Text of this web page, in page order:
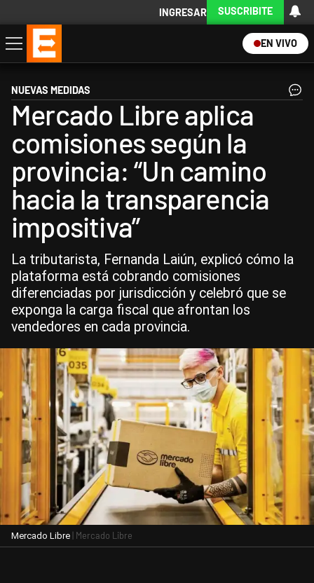
INGRESAR SUSCRIBITE
EN VIVO
Economía
Política
Internacional
Actualidad
Descargá la App
NUEVAS MEDIDAS
Mercado Libre aplica
comisiones según la
provincia: “Un camino
hacia la transparencia
impositiva”
La tributarista, Fernanda Laiún, explicó cómo la
plataforma está cobrando comisiones
diferenciadas por jurisdicción y celebró que se
exponga la carga fiscal que afrontan los
vendedores en cada provincia.
Mercado Libre | Mercado Libre